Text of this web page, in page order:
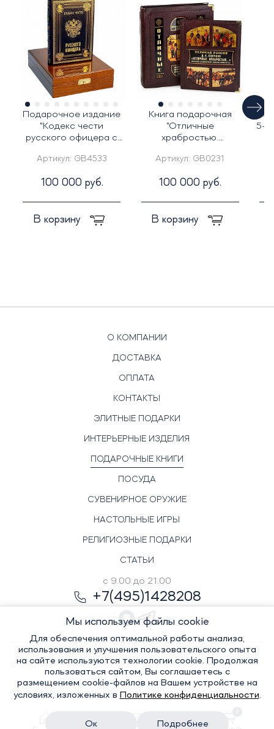
Подарочное издание
"Кодекс чести
русского офицера с
Победоносец"
Артикул: GB4533
100 000 руб.
В корзину
Книга подарочная
"Отличные
храбростью.
императорского
Артикул: GB0231
100 000 руб.
В корзину
5-
О КОМПАНИИ
ДОСТАВКА
ОПЛАТА
КОНТАКТЫ
ЭЛИТНЫЕ ПОДАРКИ
ИНТЕРЬЕРНЫЕ ИЗДЕЛИЯ
ПОДАРОЧНЫЕ КНИГИ
ПОСУДА
СУВЕНИРНОЕ ОРУЖИЕ
НАСТОЛЬНЫЕ ИГРЫ
РЕЛИГИОЗНЫЕ ПОДАРКИ
СТАТЬИ
с 9.00 до 21.00
+7(495)1428208
© Элитный сувенир, 2022-2026. Все права защищены
Политика
конфиденциальности
Мы используем файлы cookie
Для обеспечения оптимальной работы анализа,
использования и улучшения пользовательского опыта
на сайте используются технологии cookie. Продолжая
пользоваться сайтом, Вы соглашаетесь с
размещением cookie-файлов на Вашем устройстве на
условиях, изложенных в Политике конфиденциальности.
Ок Подробнее